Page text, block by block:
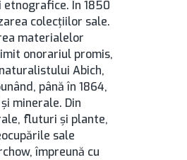
În 1850
colecţiilor sale.
materialelor
onorariul promis,
Abich,
până în 1864,
minerale. Din
fluturi şi plante,
sale
împreună cu